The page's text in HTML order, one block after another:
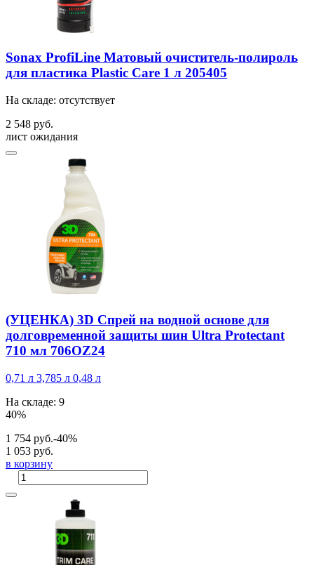
Sonax ProfiLine Матовый очиститель-полироль
для пластика Plastic Care 1 л 205405
На складе: отсутствует
2 548 руб.
лист ожидания
(УЦЕНКА) 3D Спрей на водной основе для
долговременной защиты шин Ultra Protectant
710 мл 706OZ24
0,71 л 3,785 л 0,48 л
На складе: 9
40%
1 754 руб.-40%
1 053 руб.
в корзину